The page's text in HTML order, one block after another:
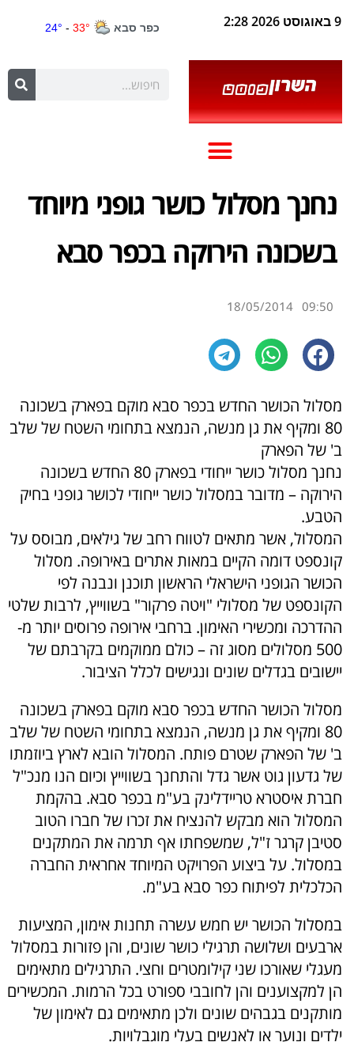
9 באוגוסט 2026 2:28
נחנך מסלול כושר גופני מיוחד
בשכונה הירוקה בכפר סבא
09:50
18/05/2014
מסלול הכושר החדש בכפר סבא מוקם בפארק בשכונה
80 ומקיף את גן מנשה, הנמצא בתחומי השטח של שלב
ב' של הפארק
נחנך מסלול כושר ייחודי בפארק 80 החדש בשכונה
הירוקה – מדובר במסלול כושר ייחודי לכושר גופני בחיק
הטבע.
המסלול, אשר מתאים לטווח רחב של גילאים, מבוסס על
קונספט דומה הקיים במאות אתרים באירופה. מסלול
הכושר הגופני הישראלי הראשון תוכנן ונבנה לפי
הקונספט של מסלולי "ויטה פרקור" בשווייץ, לרבות שלטי
ההדרכה ומכשירי האימון. ברחבי אירופה פרוסים יותר מ-
500 מסלולים מסוג זה – כולם ממוקמים בקרבתם של
יישובים בגדלים שונים ונגישים לכלל הציבור.
מסלול הכושר החדש בכפר סבא מוקם בפארק בשכונה
80 ומקיף את גן מנשה, הנמצא בתחומי השטח של שלב
ב' של הפארק שטרם פותח. המסלול הובא לארץ ביוזמתו
של גדעון גוט אשר גדל והתחנך בשווייץ וכיום הנו מנכ"ל
חברת איסטרא טריידלינק בע"מ בכפר סבא. בהקמת
המסלול הוא מבקש להנציח את זכרו של חברו הטוב
סטיבן קרגר ז"ל, שמשפחתו אף תרמה את המתקנים
במסלול. על ביצוע הפרויקט המיוחד אחראית החברה
הכלכלית לפיתוח כפר סבא בע"מ.
במסלול הכושר יש חמש עשרה תחנות אימון, המציעות
ארבעים ושלושה תרגילי כושר שונים, והן פזורות במסלול
מעגלי שאורכו שני קילומטרים וחצי. התרגילים מתאימים
הן למקצוענים והן לחובבי ספורט בכל הרמות. המכשירים
מותקנים בגבהים שונים ולכן מתאימים גם לאימון של
ילדים ונוער או לאנשים בעלי מוגבלויות.